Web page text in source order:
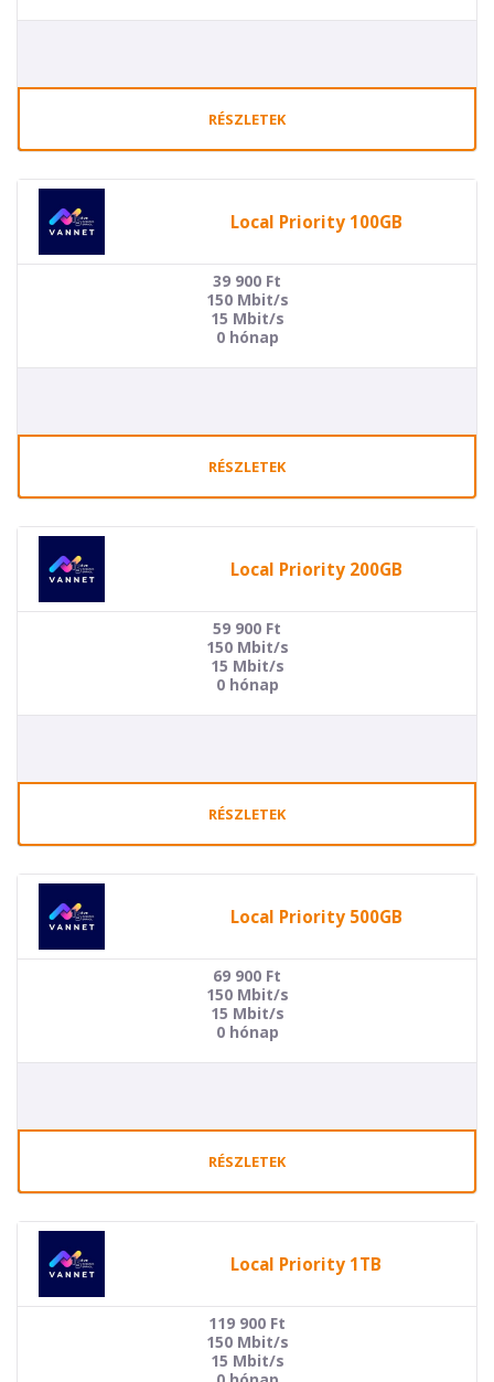
RÉSZLETEK
Local Priority 100GB
39 900 Ft
150 Mbit/s
15 Mbit/s
0 hónap
RÉSZLETEK
Local Priority 200GB
59 900 Ft
150 Mbit/s
15 Mbit/s
0 hónap
RÉSZLETEK
Local Priority 500GB
69 900 Ft
150 Mbit/s
15 Mbit/s
0 hónap
RÉSZLETEK
Local Priority 1TB
119 900 Ft
150 Mbit/s
15 Mbit/s